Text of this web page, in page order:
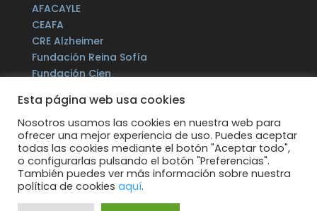
AFACAYLE
CEAFA
CRE Alzheimer
Fundación Reina Sofía
Fundación Cien
Fundación Por un Mañana sin Alzheimer
Fundación Tase
Alzheimer Europe
Esta página web usa cookies
Nosotros usamos las cookies en nuestra web para
ofrecer una mejor experiencia de uso. Puedes aceptar
todas las cookies mediante el botón "Aceptar todo",
o configurarlas pulsando el botón "Preferencias".
También puedes ver más información sobre nuestra
política de cookies aquí.